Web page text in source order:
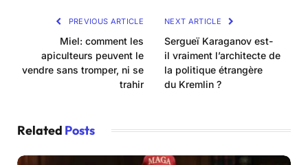
PREVIOUS ARTICLE
Miel: comment les
apiculteurs peuvent le
vendre sans tromper, ni se
trahir
NEXT ARTICLE
Sergueï Karaganov est-
il vraiment l’architecte de
la politique étrangère
du Kremlin ?
Related Posts